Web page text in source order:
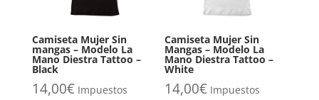
Camiseta Mujer Sin
mangas – Modelo La
Mano Diestra Tattoo –
Black
14,00€ Impuestos
Camiseta Mujer Sin
Mangas – Modelo La
Mano Diestra Tattoo –
White
14,00€ Impuestos